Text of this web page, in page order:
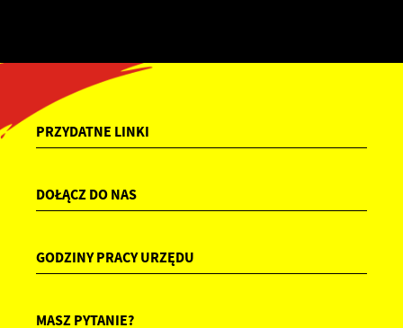
PRZYDATNE LINKI
DOŁĄCZ DO NAS
GODZINY PRACY URZĘDU
MASZ PYTANIE?